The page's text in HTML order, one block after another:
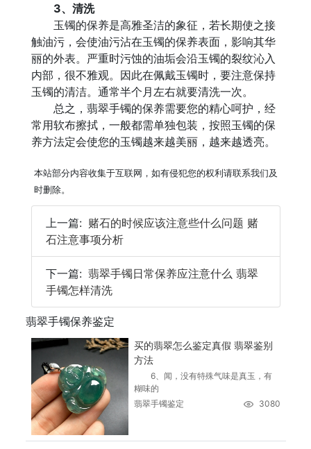
3、清洗
玉镯的保养是高雅圣洁的象征，若长期使之接
触油污，会使油污沾在玉镯的保养表面，影响其华
丽的外表。严重时污蚀的油垢会沿玉镯的裂纹沁入
内部，很不雅观。因此在佩戴玉镯时，要注意保持
玉镯的清洁。通常半个月左右就要清洗一次。
总之，翡翠手镯的保养需要您的精心呵护，经
常用软布擦拭，一般都需单独包装，按照玉镯的保
养方法定会使您的玉镯越来越美丽，越来越透亮。
本站部分内容收集于互联网，如有侵犯您的权利请联系我们及
时删除。
上一篇: 赌石的时候应该注意些什么问题 赌
石注意事项分析
下一篇: 翡翠手镯日常保养应注意什么 翡翠
手镯怎样清洗
翡翠手镯保养鉴定
买的翡翠怎么鉴定真假 翡翠鉴别
方法
6、闻，没有特殊气味是真玉，有
糊味的
翡翠手镯鉴定
3080